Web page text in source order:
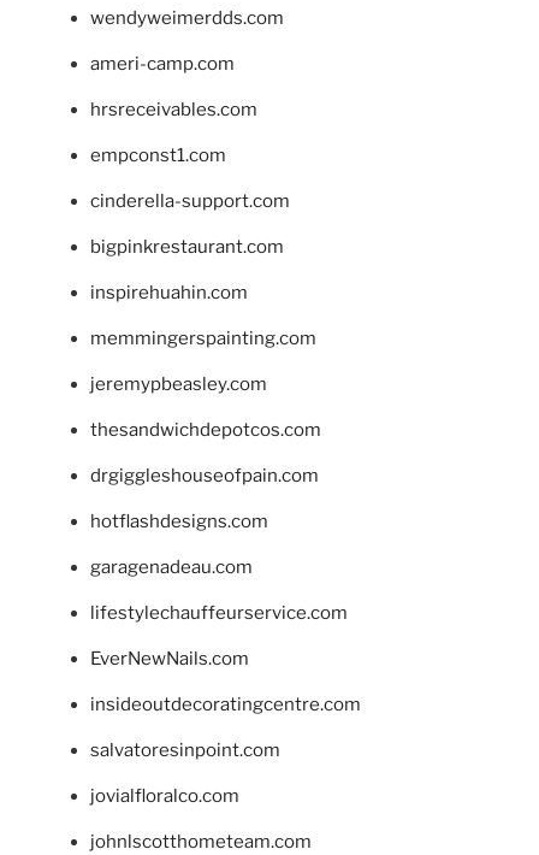
wendyweimerdds.com
ameri-camp.com
hrsreceivables.com
empconst1.com
cinderella-support.com
bigpinkrestaurant.com
inspirehuahin.com
memmingerspainting.com
jeremypbeasley.com
thesandwichdepotcos.com
drgiggleshouseofpain.com
hotflashdesigns.com
garagenadeau.com
lifestylechauffeurservice.com
EverNewNails.com
insideoutdecoratingcentre.com
salvatoresinpoint.com
jovialfloralco.com
johnlscotthometeam.com